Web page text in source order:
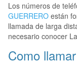
Los números de
GUERRERO están
llamada de larga
necesario conocer
Como